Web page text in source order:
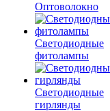
Оптоволокно
Светодиодные
фитолампы
Светодиодные
гирлянды